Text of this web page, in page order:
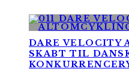
DARE VELOCITY
SKABT TIL